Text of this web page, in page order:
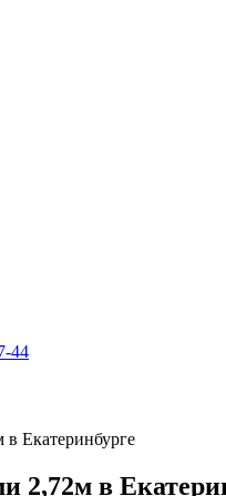
44
Екатеринбурге
2,72м в